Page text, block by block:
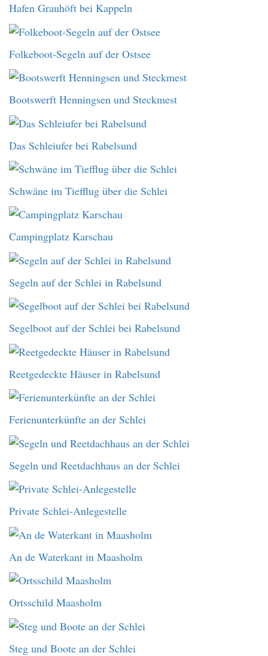
Hafen Grauhöft bei Kappeln
Folkeboot-Segeln auf der Ostsee
Bootswerft Henningsen und Steckmest
Das Schleiufer bei Rabelsund
Schwäne im Tiefflug über die Schlei
Campingplatz Karschau
Segeln auf der Schlei in Rabelsund
Segelboot auf der Schlei bei Rabelsund
Reetgedeckte Häuser in Rabelsund
Ferienunterkünfte an der Schlei
Segeln und Reetdachhaus an der Schlei
Private Schlei-Anlegestelle
An de Waterkant in Maasholm
Ortsschild Maasholm
Steg und Boote an der Schlei